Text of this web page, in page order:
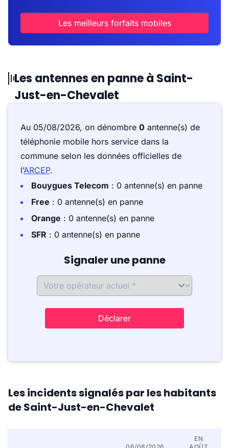
Les meilleurs forfaits mobiles
Les antennes en panne à Saint-
Just-en-Chevalet
Au 05/08/2026, on dénombre 0 antenne(s) de
téléphonie mobile hors service dans la
commune selon les données officielles de
l’ARCEP.
Bouygues Telecom : 0 antenne(s) en panne
Free : 0 antenne(s) en panne
Orange : 0 antenne(s) en panne
SFR : 0 antenne(s) en panne
Signaler une panne
Déclarer
Les incidents signalés par les habitants
de Saint-Just-en-Chevalet
EN